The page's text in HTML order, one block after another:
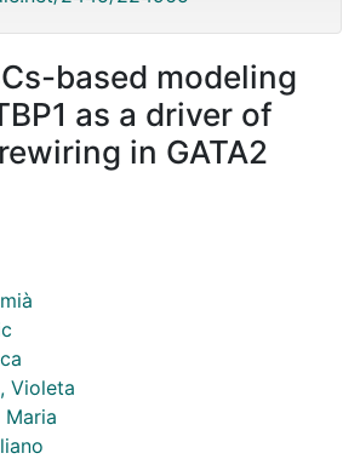
based modeling
as a driver of
in GATA2
Violeta
Maria